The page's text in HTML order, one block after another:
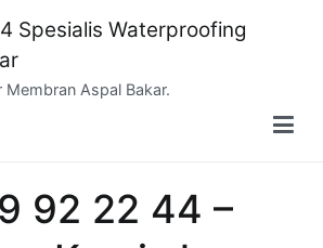
Spesialis Waterproofing
Aspal Bakar.
92 22 44 –